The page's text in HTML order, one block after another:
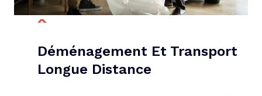
Déménagement Et Transport
Longue Distance